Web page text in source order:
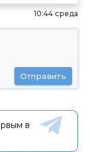
10:44 среда
Отправить
в